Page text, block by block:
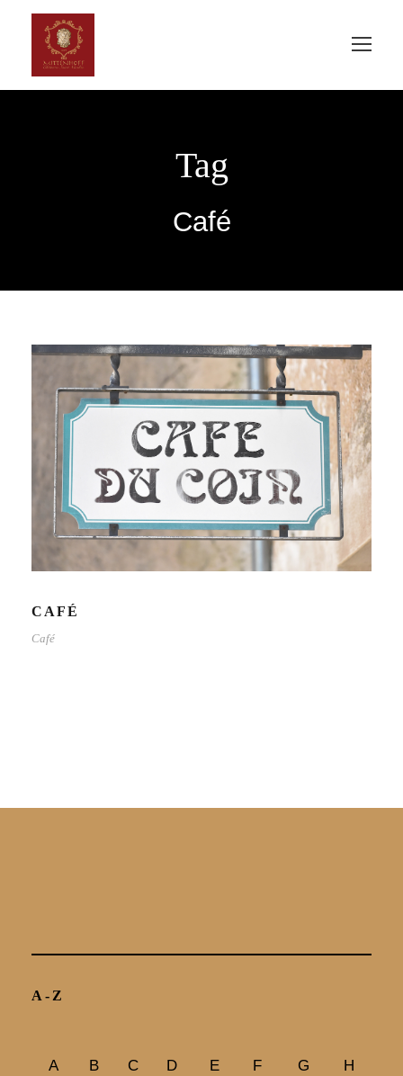
Tag
Café
CAFÉ
Café
A-Z
A B C D E F G H